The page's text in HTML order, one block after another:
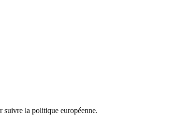
suivre la politique européenne.